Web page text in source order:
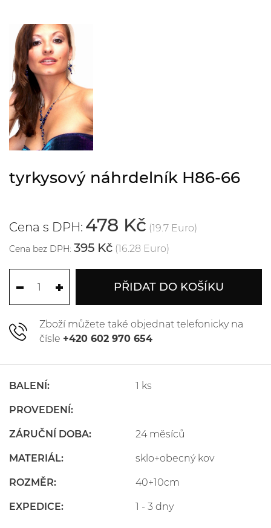
tyrkysový náhrdelník H86-66
Cena s DPH: 478 Kč (19.7 Euro)
Cena bez DPH: 395 Kč (16.28 Euro)
PŘIDAT DO KOŠÍKU
Zboží můžete také objednat telefonicky na
čísle +420 602 970 654
BALENÍ: 1 ks
PROVEDENÍ:
ZÁRUČNÍ DOBA: 24 měsíců
MATERIÁL: sklo+obecný kov
ROZMĚR: 40+10cm
EXPEDICE: 1 - 3 dny